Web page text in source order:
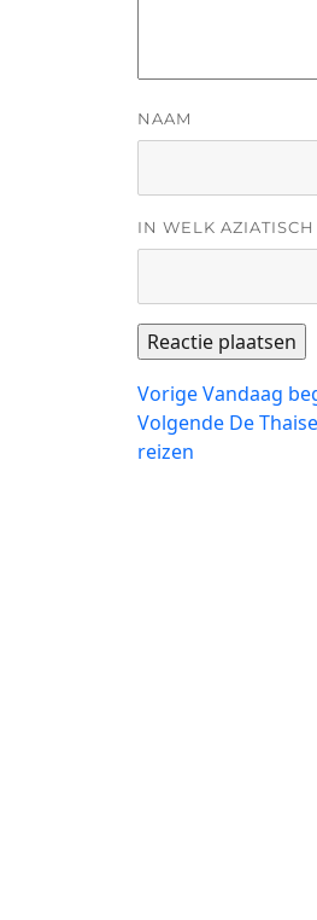
NAAM
IN WELK
Bericht
navigatie
VorigeVorig
bericht:
Vandaag
Volgende Volgend
De
reizen